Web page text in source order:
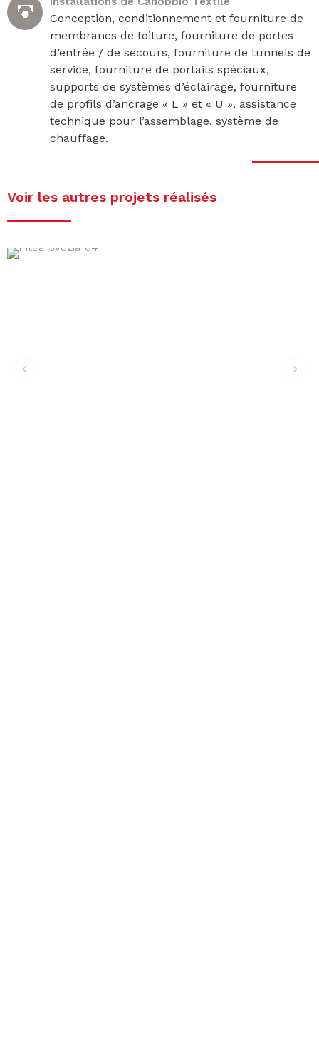
Conception, conditionnement et fourniture de
membranes de toiture, fourniture de portes
d’entrée / de secours, fourniture de tunnels de
service, fourniture de portails spéciaux,
supports de systèmes d’éclairage, fourniture
de profils d’ancrage « L » et « U », assistance
technique pour l’assemblage, système de
chauffage.
Voir les autres projets réalisés